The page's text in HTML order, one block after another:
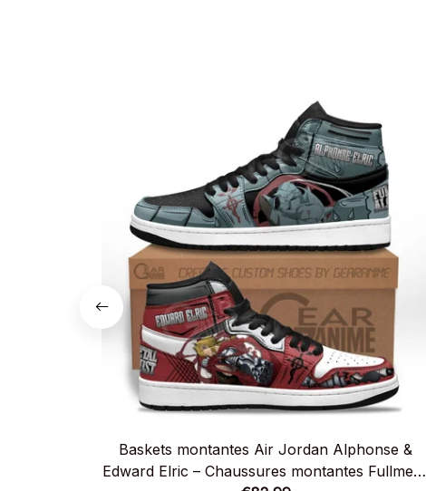
Baskets montantes Air Jordan Alphonse &
Edward Elric – Chaussures montantes Fullmetal